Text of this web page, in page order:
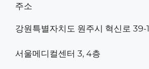
주소
강원특별자치도 원주시 혁신로 39-1
서울메디컬센터 3, 4층